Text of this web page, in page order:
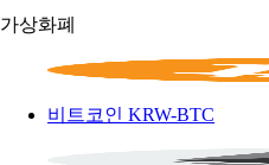
가상화폐
비트코인 KRW-BTC